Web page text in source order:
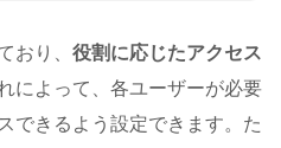
おり、 役割に応じたアクセス
によって、各ユーザーが必要
できるよう設定できます。た